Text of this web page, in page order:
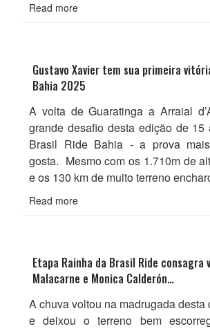
Read more
Gustavo Xavier tem sua primeira
Bahia 2025
A volta de Guaratinga a Arraial
grande desafio desta edição de
Brasil Ride Bahia - a prova
gosta. Mesmo com os 1.710m de
e os 130 km de muito terreno
Read more
Etapa Rainha da Brasil Ride consagra
Malacarne e Monica Calderón…
A chuva voltou na madrugada desta
e deixou o terreno bem